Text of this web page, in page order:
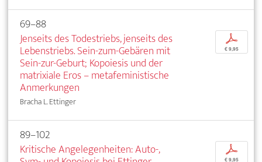
69–88
Jenseits des Todestriebs, jenseits des
Lebenstriebs. Sein-zum-Gebären mit
Sein-zur-Geburt; Kopoiesis und der
matrixiale Eros – metafeministische
Anmerkungen
Bracha L. Ettinger
p
€ 9,95
89–102
Kritische Angelegenheiten: Auto-,
p
€ 9,95